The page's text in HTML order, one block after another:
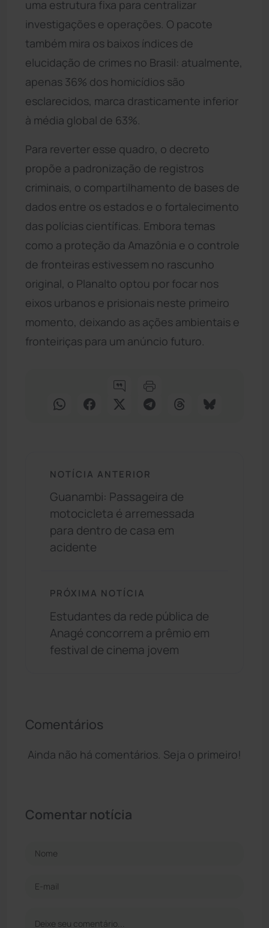
uma estrutura fixa para centralizar
investigações e operações. O pacote
também mira os baixos índices de
elucidação de crimes no Brasil: atualmente,
apenas 36% dos homicídios são
esclarecidos, marca drasticamente inferior
à média global de 63%.
Para reverter esse quadro, o decreto
propõe a padronização de registros
criminais, o compartilhamento de bases de
dados entre os estados e o fortalecimento
das polícias científicas. Embora temas
como a proteção da Amazônia e o controle
de fronteiras estivessem no rascunho
original, o Planalto optou por focar nos
eixos urbanos e prisionais neste primeiro
momento, deixando as ações ambientais e
fronteiriças para um anúncio futuro.
NOTÍCIA ANTERIOR
Guanambi: Passageira de
motocicleta é arremessada
para dentro de casa em
acidente
PRÓXIMA NOTÍCIA
Estudantes da rede pública de
Anagé concorrem a prêmio em
festival de cinema jovem
Comentários
Ainda não há comentários. Seja o primeiro!
Comentar notícia